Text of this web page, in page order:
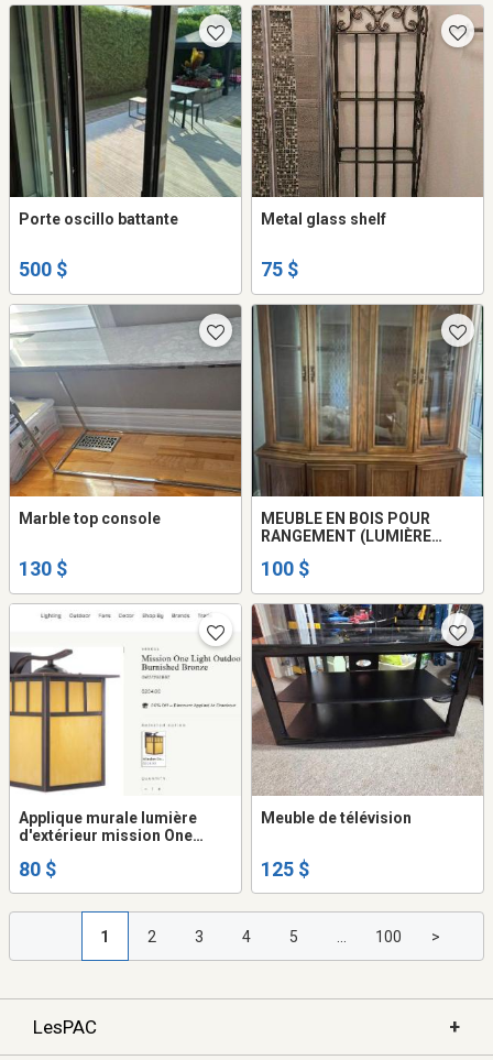
Porte oscillo battante
500 $
Metal glass shelf
75 $
Marble top console
130 $
MEUBLE EN BOIS POUR
RANGEMENT (LUMIÈRE
100 $
Applique murale lumière
d'extérieur mission One
Outdoor Wall Mount
80 $
Meuble de télévision
125 $
1 2 3 4 5 100 >
LesPAC +